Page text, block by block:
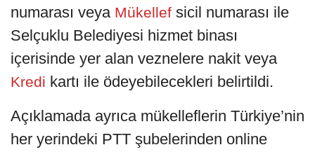
numarası veya Mükellef sicil numarası ile
Selçuklu Belediyesi hizmet binası
içerisinde yer alan veznelere nakit veya
Kredi kartı ile ödeyebilecekleri belirtildi.
Açıklamada ayrıca mükelleflerin Türkiye’nin
her yerindeki PTT şubelerinden online